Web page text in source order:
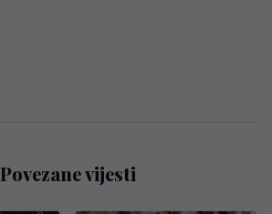
Povezane vijesti